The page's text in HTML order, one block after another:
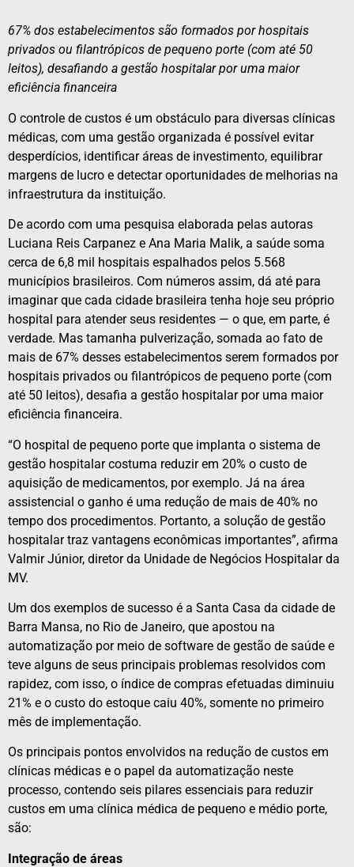
67% dos estabelecimentos são formados por hospitais
privados ou filantrópicos de pequeno porte (com até 50
leitos), desafiando a gestão hospitalar por uma maior
eficiência financeira
O controle de custos é um obstáculo para diversas clínicas
médicas, com uma gestão organizada é possível evitar
desperdícios, identificar áreas de investimento, equilibrar
margens de lucro e detectar oportunidades de melhorias na
infraestrutura da instituição.
De acordo com uma pesquisa elaborada pelas autoras
Luciana Reis Carpanez e Ana Maria Malik, a saúde soma
cerca de 6,8 mil hospitais espalhados pelos 5.568
municípios brasileiros. Com números assim, dá até para
imaginar que cada cidade brasileira tenha hoje seu próprio
hospital para atender seus residentes — o que, em parte, é
verdade. Mas tamanha pulverização, somada ao fato de
mais de 67% desses estabelecimentos serem formados por
hospitais privados ou filantrópicos de pequeno porte (com
até 50 leitos), desafia a gestão hospitalar por uma maior
eficiência financeira.
“O hospital de pequeno porte que implanta o sistema de
gestão hospitalar costuma reduzir em 20% o custo de
aquisição de medicamentos, por exemplo. Já na área
assistencial o ganho é uma redução de mais de 40% no
tempo dos procedimentos. Portanto, a solução de gestão
hospitalar traz vantagens econômicas importantes”, afirma
Valmir Júnior, diretor da Unidade de Negócios Hospitalar da
MV.
Um dos exemplos de sucesso é a Santa Casa da cidade de
Barra Mansa, no Rio de Janeiro, que apostou na
automatização por meio de software de gestão de saúde e
teve alguns de seus principais problemas resolvidos com
rapidez, com isso, o índice de compras efetuadas diminuiu
21% e o custo do estoque caiu 40%, somente no primeiro
mês de implementação.
Os principais pontos envolvidos na redução de custos em
clínicas médicas e o papel da automatização neste
processo, contendo seis pilares essenciais para reduzir
custos em uma clínica médica de pequeno e médio porte,
são:
Integração de áreas